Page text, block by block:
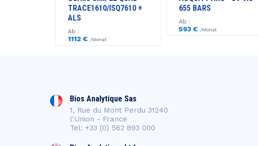
TRACE1610/ISQ7610 +
ALS
Ab :
1112 € /Monat
655 BARS
Ab :
593 € /Monat
Bios Analytique Sas
1, Rue du Mont Perdu 31240
l'Union - France
Tel: +33 (0) 562 893 000